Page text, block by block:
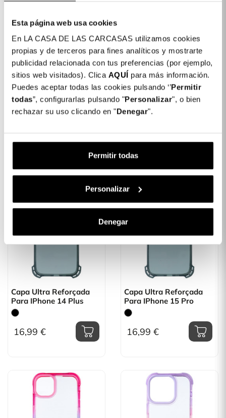
Esta página web usa cookies
En LA CASA DE LAS CARCASAS utilizamos cookies
propias y de terceros para fines analíticos y mostrarte
publicidad relacionada con tus preferencias (por ejemplo,
sitios web visitados). Clica AQUÍ para más información.
Puedes aceptar todas las cookies pulsando ‘’Permitir
todas”, configurarlas pulsando "Personalizar", o bien
rechazar su uso clicando en "Denegar".
Permitir todas
Personalizar
Denegar
Capa Design De
Borracha Para IPhone 15
Pro Max
16,99 €
Capa Ultra Reforçada
Para IPhone 13 Pro Max
Capa Ultra Reforçada
Para IPhone 14 Plus
16,99 €
Capa Ultra Reforçada
Para IPhone 15 Pro
16,99 €